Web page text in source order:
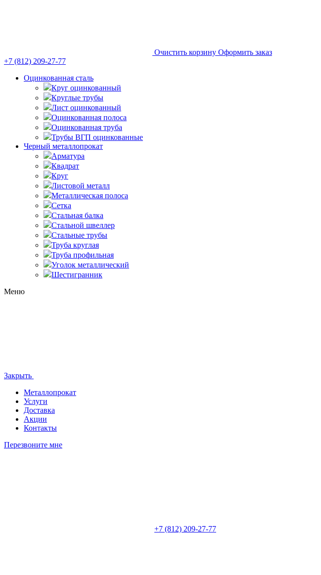
Очистить корзину Оформить заказ
+7 (812) 209-27-77
Оцинкованная сталь
Круг оцинкованный
Круглые трубы
Лист оцинкованный
Оцинкованная полоса
Оцинкованная труба
Трубы ВГП оцинкованные
Черный металлопрокат
Арматура
Квадрат
Круг
Листовой металл
Металлическая полоса
Сетка
Стальная балка
Стальной швеллер
Стальные трубы
Труба круглая
Труба профильная
Уголок металлический
Шестигранник
Меню
Закрыть
Металлопрокат
Услуги
Доставка
Акции
Контакты
Перезвоните мне
+7 (812) 209-27-77